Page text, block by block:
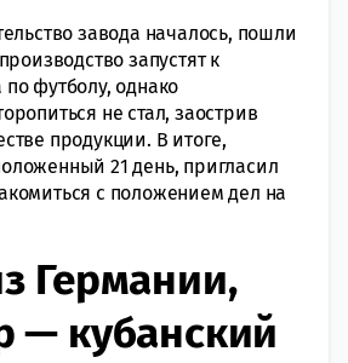
завода началось, пошли
запустят к
футболу, однако
не стал, заострив
продукции. В итоге,
21 день, пригласил
с положением дел на
Германии,
— кубанский